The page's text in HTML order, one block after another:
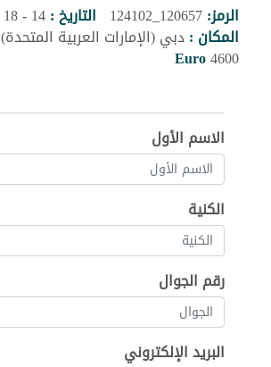
الرمز:120657_124102 التاريخ :14 - 18 مارس 2027
المكان :دبي (الإمارات العربية المتحدة)
4600
Euro
الاسم الأول
الكنية
رقم الجوال
البريد الإلكتروني